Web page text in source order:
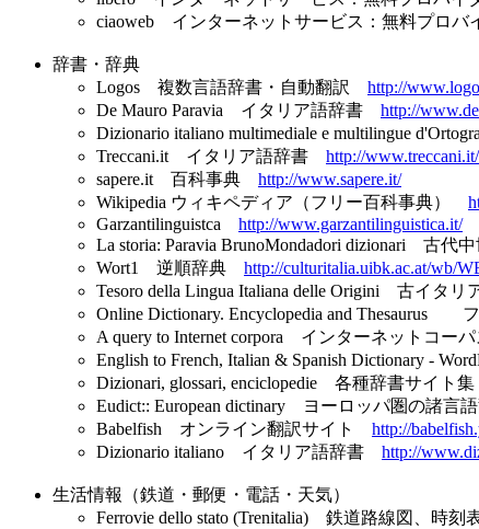
ciaoweb インターネットサービス：無料プロ
辞書・辞典
Logos 複数言語辞書・自動翻訳 http://
De Mauro Paravia イタリア語辞書 http://
Dizionario italiano multimediale e multilingue
Treccani.it イタリア語辞書 http://
sapere.it 百科事典 http://www.sapere.it/
Wikipedia ウィキペディア（フリー百科事典）
Garzantilinguistca http://www.garzantilinguistica.it/
La storia: Paravia BrunoMondadori dizionari 古
Wort1 逆順辞典 http://culturitalia.uibk.ac.at/wb/
Tesoro della Lingua Italiana delle Origini 古イタ
Online Dictionary. Encyclopedia and Thesaurus
A query to Internet corpora インターネットコ
English to French, Italian & Spanish Dictionary -
Dizionari, glossari, enciclopedie 各種辞書サイト
Eudict:: European dictinary ヨーロッパ圏の諸言
Babelfish オンライン翻訳サイト http://
Dizionario italiano イタリア語辞書 http://
生活情報（鉄道・郵便・電話・天気）
Ferrovie dello stato (Trenitalia) 鉄道路線図、時刻